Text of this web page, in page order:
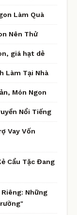
Làm Quà
Nên Thử
giá hạt dẻ
Làm Tại Nhà
Món Ngon
Nổi Tiếng
Vay Vốn
Cẩu Tặc Đang
Những